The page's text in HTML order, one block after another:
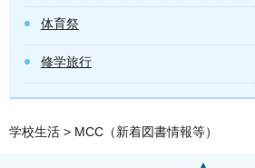
体育祭
修学旅行
学校生活 > MCC（新着図書情報等）